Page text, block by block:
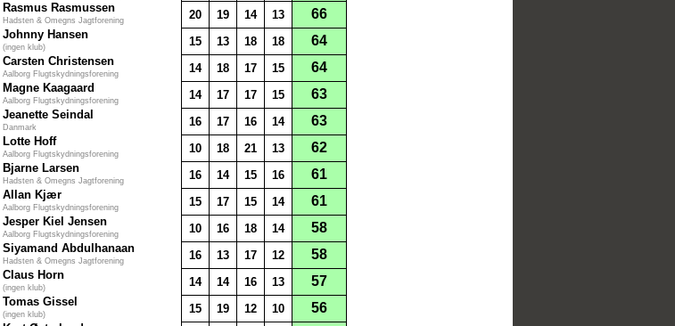
Rasmus Rasmussen
Hadsten & Omegns Jagtforening 20 19 14 13 66
Johnny Hansen
(ingen klub) 15 13 18 18 64
Carsten Christensen
Aalborg Flugtskydningsforening 14 18 17 15 64
Magne Kaagaard
Aalborg Flugtskydningsforening 14 17 17 15 63
Jeanette Seindal
Danmark 16 17 16 14 63
Lotte Hoff
Aalborg Flugtskydningsforening 10 18 21 13 62
Bjarne Larsen
Hadsten & Omegns Jagtforening 16 14 15 16 61
Allan Kjær
Aalborg Flugtskydningsforening 15 17 15 14 61
Jesper Kiel Jensen
Aalborg Flugtskydningsforening 10 16 18 14 58
Siyamand Abdulhanaan
Hadsten & Omegns Jagtforening 16 13 17 12 58
Claus Horn
(ingen klub) 14 14 16 13 57
Tomas Gissel
(ingen klub) 15 19 12 10 56